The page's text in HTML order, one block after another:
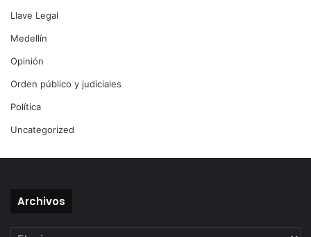
Llave Legal
Medellín
Opinión
Orden público y judiciales
Política
Uncategorized
Archivos